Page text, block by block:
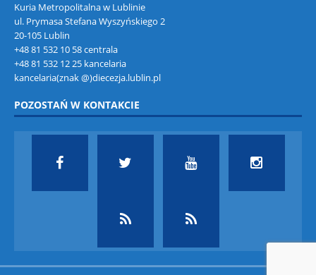
Kuria Metropolitalna w Lublinie
ul. Prymasa Stefana Wyszyńskiego 2
20-105 Lublin
+48 81 532 10 58 centrala
+48 81 532 12 25 kancelaria
kancelaria(znak @)diecezja.lublin.pl
POZOSTAŃ W KONTAKCIE